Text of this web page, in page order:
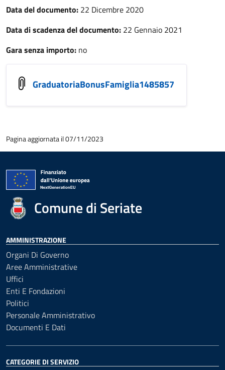
Data del documento: 22 Dicembre 2020
Data di scadenza del documento: 22 Gennaio 2021
Gara senza importo: no
GraduatoriaBonusFamiglia1485857
Pagina aggiornata il 07/11/2023
Comune di Seriate
AMMINISTRAZIONE
Organi Di Governo
Aree Amministrative
Uffici
Enti E Fondazioni
Politici
Personale Amministrativo
Documenti E Dati
CATEGORIE DI SERVIZIO